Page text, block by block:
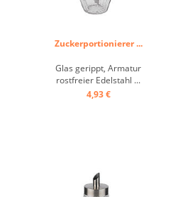
Zuckerportionierer ...
Glas gerippt, Armatur
rostfreier Edelstahl ...
4,93 €